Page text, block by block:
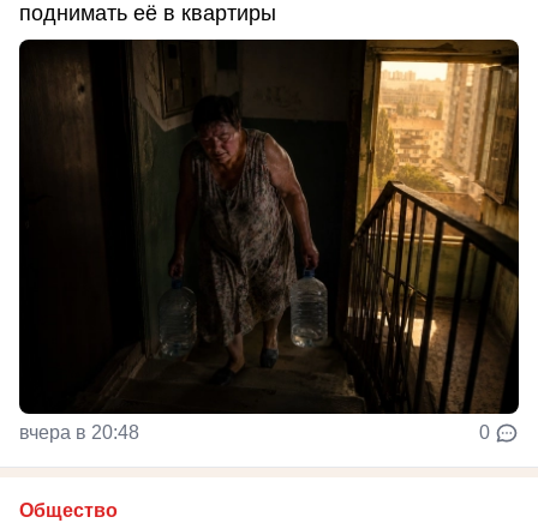
поднимать её в квартиры
вчера в 20:48 0
Общество